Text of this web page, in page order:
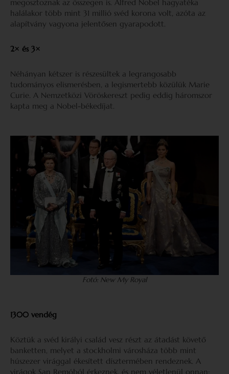
megosztoznak az összegen is. Alfred Nobel hagyatéka
halálakor több mint 31 millió svéd korona volt, azóta az
alapítvány vagyona jelentősen gyarapodott.
2× és 3×
Néhányan kétszer is részesültek a legrangosabb
tudományos elismerésben, a legismertebb közülük Marie
Curie. A Nemzetközi Vöröskereszt pedig eddig háromszor
kapta meg a Nobel-békedíjat.
Fotó: New My Royal
1300 vendég
Köztük a svéd királyi család vesz részt az átadást követő
banketten, melyet a stockholmi városháza több mint
húszezer virággal ékesített dísztermében rendeznek. A
virágok San Remóból érkeznek, és nem véletlenül onnan: